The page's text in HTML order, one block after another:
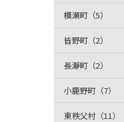
横瀬町（5）
皆野町（2）
長瀞町（2）
小鹿野町（7）
東秩父村（11）